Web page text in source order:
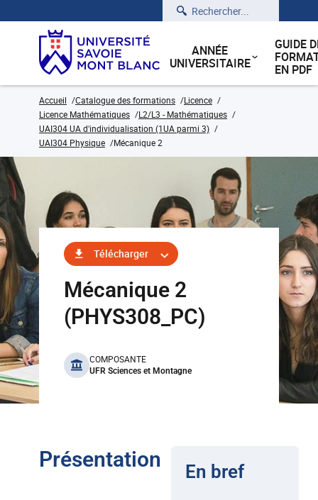
Rechercher
ANNÉE
UNIVERSITAIRE
GUIDE
EN PDF
Accueil Catalogue des formations
Licence
Licence Mathématiques
L2/L3 - Mathématiques
UAI304 UA d'individualisation (1UA parmi 3)
UAI304 Physique
Mécanique 2
Télécharger
Mécanique 2
(PHYS308_PC)
benefits
COMPOSANTE
UFR Sciences et Montagne
Présentation En bref